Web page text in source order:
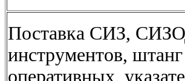
Поставка СИЗ,
инструментов, штанг
оперативных,